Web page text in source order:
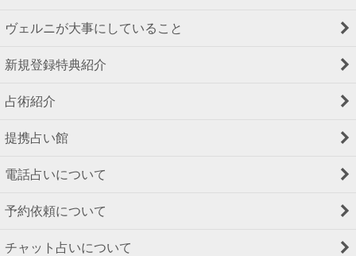
ヴェルニが大事にしていること
新規登録特典紹介
占術紹介
提携占い館
電話占いについて
予約依頼について
チャット占いについて